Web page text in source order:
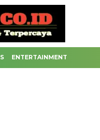
ENTERTAINMENT